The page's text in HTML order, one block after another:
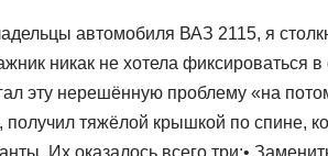
автомобиля ВАЗ 2115, я
никак не хотела фиксироваться
эту нерешённую проблему «на
получил тяжёлой крышкой по спине,